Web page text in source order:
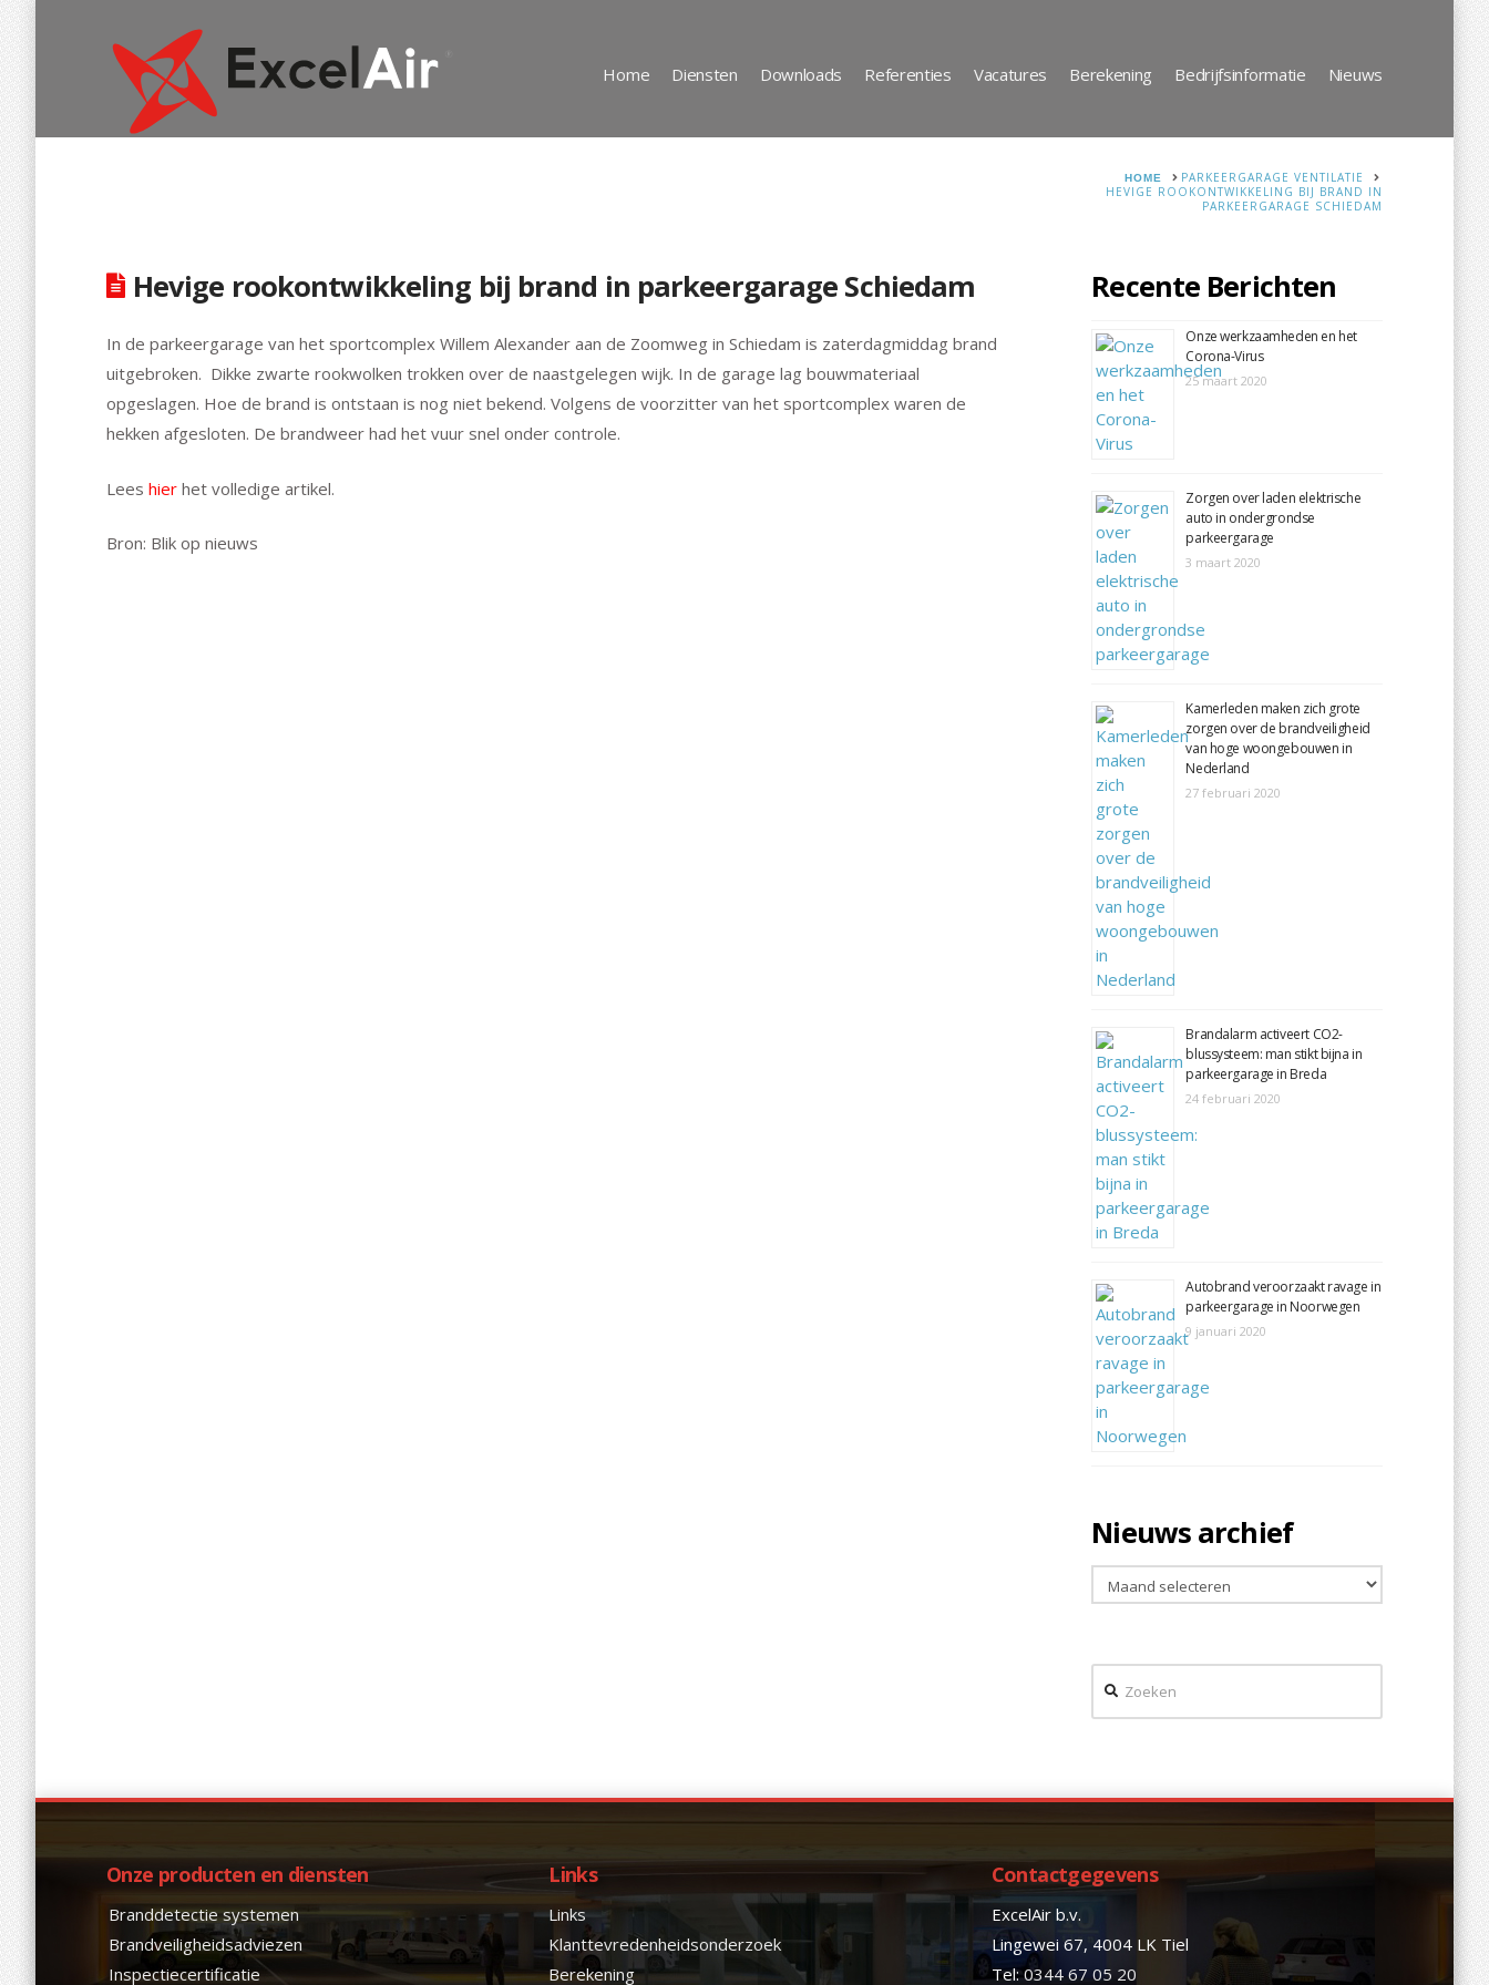
Home Diensten Downloads Referenties Vacatures Berekening Bedrijfsinformatie Nieuws
HOME
PARKEERGARAGE VENTILATIE
HEVIGE ROOKONTWIKKELING BIJ BRAND IN
PARKEERGARAGE SCHIEDAM
Hevige rookontwikkeling bij brand in parkeergarage Schiedam
In de parkeergarage van het sportcomplex Willem Alexander aan de Zoomweg in Schiedam is zaterdagmiddag brand
uitgebroken. Dikke zwarte rookwolken trokken over de naastgelegen wijk. In de garage lag bouwmateriaal
opgeslagen. Hoe de brand is ontstaan is nog niet bekend. Volgens de voorzitter van het sportcomplex waren de
hekken afgesloten. De brandweer had het vuur snel onder controle.
Lees hier het volledige artikel.
Bron: Blik op nieuws
Recente Berichten
Onze werkzaamheden en het
Corona-Virus
25 maart 2020
Zorgen over laden elektrische
auto in ondergrondse
parkeergarage
3 maart 2020
Kamerleden maken zich grote
zorgen over de brandveiligheid
van hoge woongebouwen in
Nederland
27 februari 2020
Brandalarm activeert CO2-
blussysteem: man stikt bijna in
parkeergarage in Breda
24 februari 2020
Autobrand veroorzaakt ravage in
parkeergarage in Noorwegen
9 januari 2020
Nieuws archief
Nieuws
archief
Onze producten en diensten
Branddetectie systemen
Brandveiligheidsadviezen
Inspectiecertificatie
Links
Links
Klanttevredenheidsonderzoek
Berekening
Contactgegevens
ExcelAir b.v.
Lingewei 67, 4004 LK Tiel
Tel:0344 67 05 20